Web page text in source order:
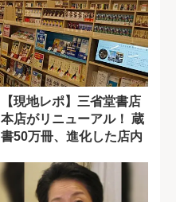
【現地レポ】三省堂書店
本店がリニューアル！ 蔵
書50万冊、進化した店内